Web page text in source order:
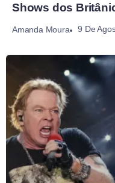
Shows dos
Amanda Moura 9 De